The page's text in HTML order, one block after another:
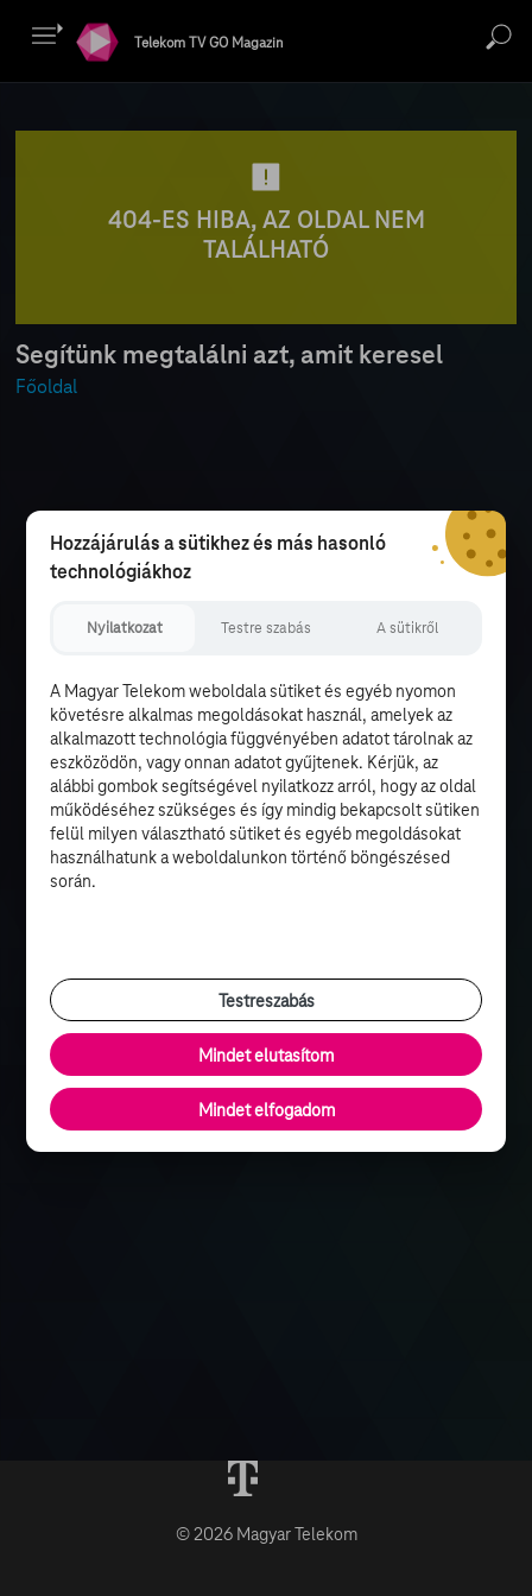
Telekom TV GO Magazin
404-ES HIBA, AZ OLDAL NEM
TALÁLHATÓ
Segítünk megtalálni azt, amit keresel
Főoldal
© 2026 Magyar Telekom
Hozzájárulás a sütikhez és más hasonló
technológiákhoz
Nyilatkozat Testre szabás A sütikről
A Magyar Telekom weboldala sütiket és egyéb nyomon
követésre alkalmas megoldásokat használ, amelyek az
alkalmazott technológia függvényében adatot tárolnak az
eszközödön, vagy onnan adatot gyűjtenek. Kérjük, az
alábbi gombok segítségével nyilatkozz arról, hogy az oldal
működéséhez szükséges és így mindig bekapcsolt sütiken
felül milyen választható sütiket és egyéb megoldásokat
használhatunk a weboldalunkon történő böngészésed
során.
Testreszabás
Mindet elutasítom
Mindet elfogadom